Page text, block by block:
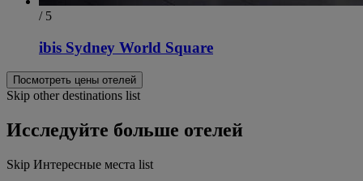
/ 5
ibis Sydney World Square
Посмотреть цены отелей
Skip other destinations list
Исследуйте больше отелей
Skip Интересные места list